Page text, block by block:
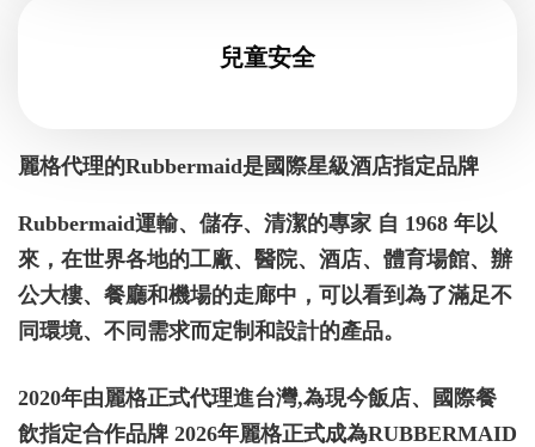
兒童安全
麗格代理的Rubbermaid是國際星級酒店指定品牌
Rubbermaid運輸、儲存、清潔的專家 自 1968 年以
來，在世界各地的工廠、醫院、酒店、體育場館、辦
公大樓、餐廳和機場的走廊中，可以看到為了滿足不
同環境、不同需求而定制和設計的產品。
2020年由麗格正式代理進台灣,為現今飯店、國際餐
飲指定合作品牌 2026年麗格正式成為RUBBERMAID